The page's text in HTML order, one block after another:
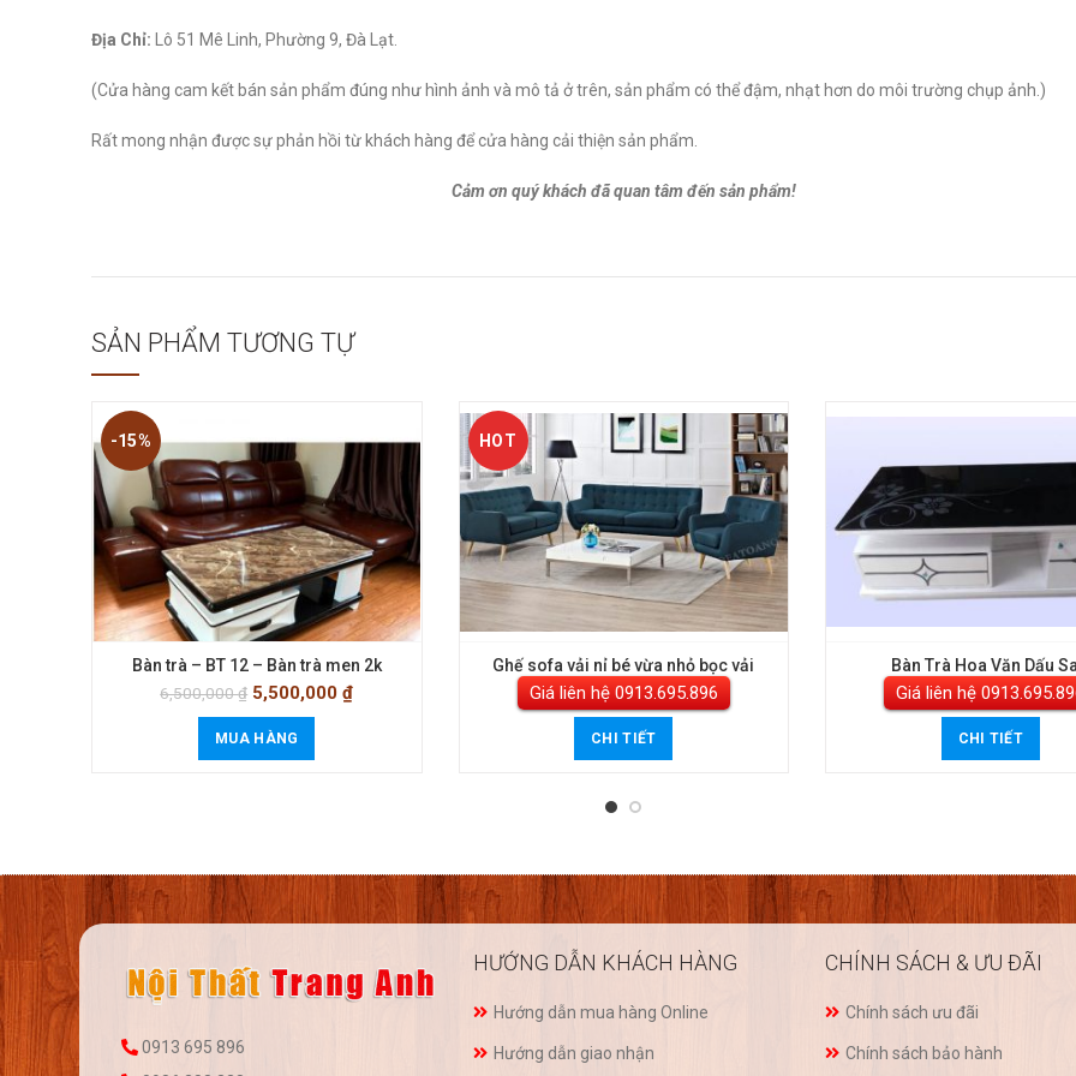
Địa Chỉ: Lô 51 Mê Linh, Phường 9, Đà Lạt.
(Cửa hàng cam kết bán sản phẩm đúng như hình ảnh và mô tả ở trên, sản phẩm có thể đậm, nhạt hơn do môi trường chụp ảnh.)
Rất mong nhận được sự phản hồi từ khách hàng để cửa hàng cải thiện sản phẩm.
Cảm ơn quý khách đã quan tâm đến sản phẩm!
SẢN PHẨM TƯƠNG TỰ
-15%
Bàn trà – BT 12 – Bàn trà men 2k
6,500,000₫ 5,500,000₫
MUA HÀNG
HOT
Ghế sofa vải nỉ bé vừa nhỏ bọc vải
Giá liên hệ
CHI TIẾT
Bàn Trà Hoa Văn Dấu
Giá liên hệ
CHI TIẾT
0913 695 896
HƯỚNG DẪN KHÁCH HÀNG
Hướng dẫn mua hàng Online
Hướng dẫn giao nhận
CHÍNH SÁCH & ƯU ĐÃI
Chính sách ưu đãi
Chính sách bảo hành